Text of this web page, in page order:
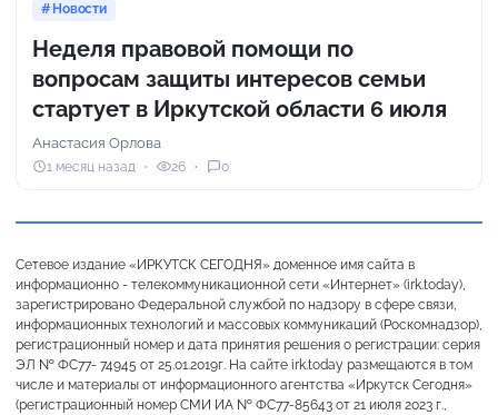
Новости
Неделя правовой помощи по
вопросам защиты интересов семьи
стартует в Иркутской области 6 июля
Анастасия Орлова
1 месяц назад 26 0
Сетевое издание «ИРКУТСК СЕГОДНЯ» доменное имя сайта в
информационно - телекоммуникационной сети «Интернет» (irk.today),
зарегистрировано Федеральной службой по надзору в сфере связи,
информационных технологий и массовых коммуникаций (Роскомнадзор),
регистрационный номер и дата принятия решения о регистрации: серия
ЭЛ № ФС77- 74945 от 25.01.2019г. На сайте irk.today размещаются в том
числе и материалы от информационного агентства «Иркутск Сегодня»
(регистрационный номер СМИ ИА № ФС77-85643 от 21 июля 2023 г.,